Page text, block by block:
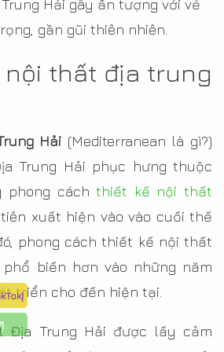
Hải gây ấn tượng với vẻ
gần gũi thiên nhiên.
nội thất địa trung
Hải (Mediterranean là gì?)
Trung Hải phục hưng thuộc
phong cáchthiết kế nội thất
xuất hiện vào vào cuối thế
phong cách thiết kế nội thất
biến hơn vào những năm
triển cho đến hiện tại.
Địa Trung Hải được lấy cảm